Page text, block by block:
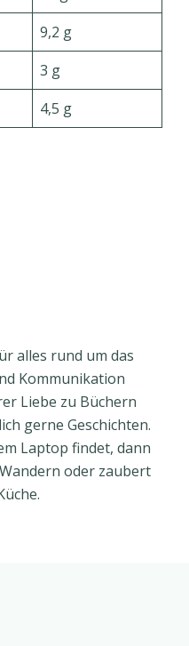
9,2 g
3 g
4,5 g
alles rund um das
Kommunikation
Liebe zu Büchern
gerne Geschichten.
Laptop findet, dann
oder zaubert